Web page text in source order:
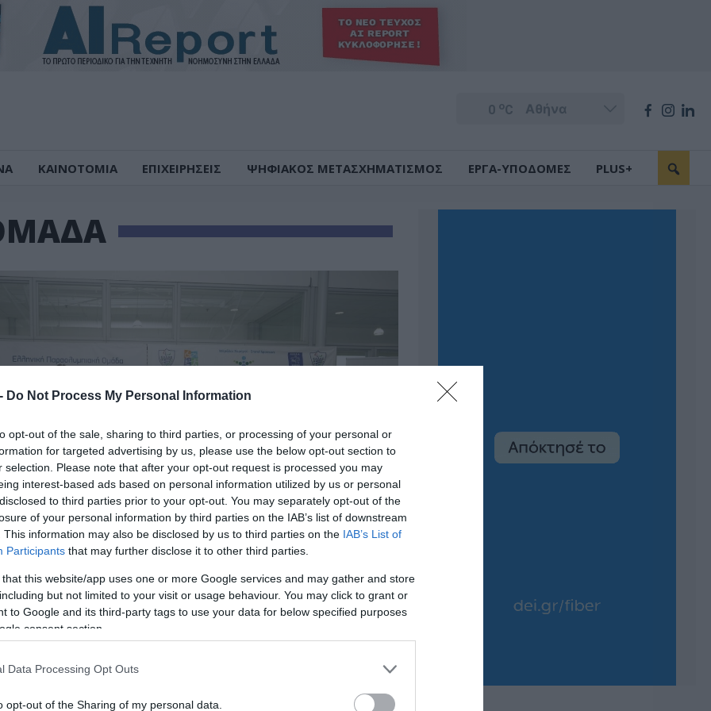
Do Not Process My Personal Information
opt-out of the sale, sharing to third parties, or processing of your personal or
for targeted advertising by us, please use the below opt-out section to
selection. Please note that after your opt-out request is processed you may
interest-based ads based on personal information utilized by us or personal
to third parties prior to your opt-out. You may separately opt-out of the
of your personal information by third parties on the IAB’s list of downstream
This information may also be disclosed by us to third parties on the IAB’s List of
Participants that may further disclose it to other third parties.
that this website/app uses one or more Google services and may gather and store
but not limited to your visit or usage behaviour. You may click to grant or
to Google and its third-party tags to use your data for below specified purposes
consent section.
Data Processing Opt Outs
opt-out of the Sharing of my personal data.
0 oC
ΚΑΙΝΟΤΟΜΙΑ ΕΠΙΧΕΙΡΗΣΕΙΣ ΨΗΦΙΑΚΟΣ ΜΕΤΑΣΧΗΜΑΤΙΣΜΟΣ ΕΡΓΑ-ΥΠΟΔΟΜΕΣ PLUS+